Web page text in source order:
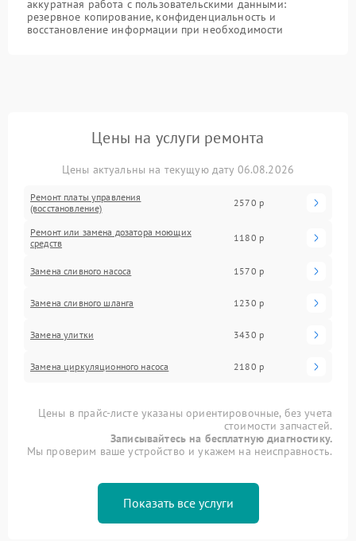
аккуратная работа с пользовательскими данными:
резервное копирование, конфиденциальность и
восстановление информации при необходимости
Цены на услуги ремонта
Цены актуальны на текущую дату 06.08.2026
Ремонт платы управления
(восстановление)
2570 р
Ремонт или замена дозатора моющих
средств
1180 р
Замена сливного насоса 1570 р
Замена сливного шланга 1230 р
Замена улитки 3430 р
Замена циркуляционного насоса 2180 р
Цены в прайс-листе указаны ориентировочные, без учета
стоимости запчастей.
Записывайтесь на бесплатную диагностику.
Мы проверим ваше устройство и укажем на неисправность.
Показать все услуги